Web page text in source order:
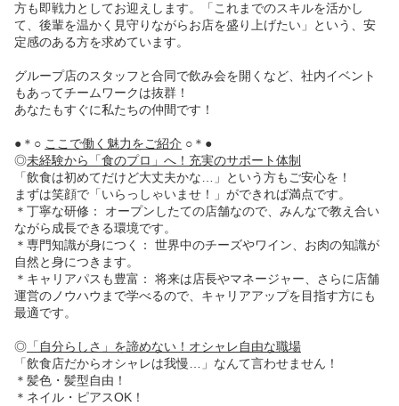
方も即戦力としてお迎えします。「これまでのスキルを活かし
て、後輩を温かく見守りながらお店を盛り上げたい」という、安
定感のある方を求めています。
グループ店のスタッフと合同で飲み会を開くなど、社内イベント
もあってチームワークは抜群！
あなたもすぐに私たちの仲間です！
●＊○ ここで働く魅力をご紹介 ○＊●
◎未経験から「食のプロ」へ！充実のサポート体制
「飲食は初めてだけど大丈夫かな…」という方もご安心を！
まずは笑顔で「いらっしゃいませ！」ができれば満点です。
＊丁寧な研修 ： オープンしたての店舗なので、みんなで教え合い
ながら成長できる環境です。
＊専門知識が身につく
： 世界中のチーズやワイン、お肉の知識が
自然と身につきます。
＊キャリアパスも豊富 ： 将来は店長やマネージャー、さらに店舗
運営のノウハウまで学べるので、キャリアアップを目指す方にも
最適です。
◎ 「自分らしさ」を諦めない！オシャレ自由な職場
「飲食店だからオシャレは我慢…」なんて言わせません！
＊髪色・髪型自由！
＊ネイル・ピアスOK！